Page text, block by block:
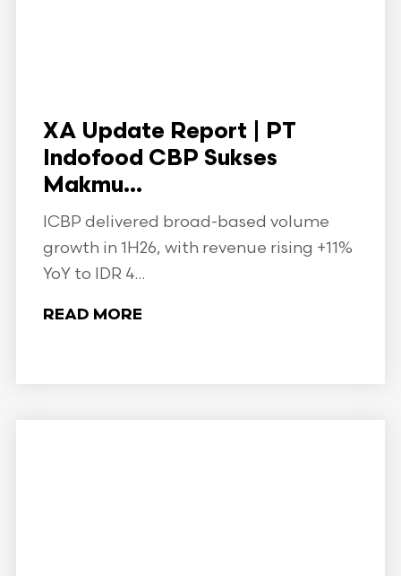
XA Update Report | PT
Indofood CBP Sukses
Makmu...
ICBP delivered broad-based volume
growth in 1H26, with revenue rising +11%
YoY to IDR 4...
READ MORE